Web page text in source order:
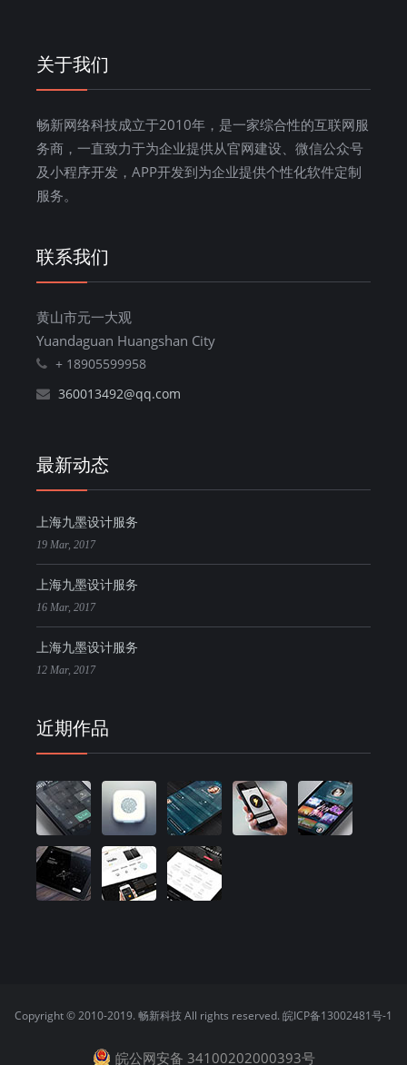
关于我们
畅新网络科技成立于2010年，是一家综合性的互联网服
务商，一直致力于为企业提供从官网建设、微信公众号
及小程序开发，APP开发到为企业提供个性化软件定制
服务。
联系我们
黄山市元一大观
Yuandaguan Huangshan City
+ 18905599958
360013492@qq.com
最新动态
上海九墨设计服务
19 Mar, 2017
上海九墨设计服务
16 Mar, 2017
上海九墨设计服务
12 Mar, 2017
近期作品
Copyright © 2010-2019. 畅新科技 All rights reserved. 皖ICP备13002481号-1
皖公网安备 34100202000393号